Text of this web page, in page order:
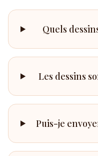
Quels
Les dessins
Puis-je